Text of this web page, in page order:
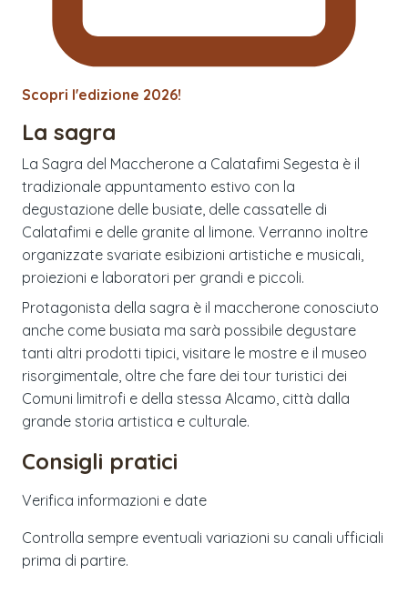
Scopri l'edizione 2026!
La sagra
La Sagra del Maccherone a Calatafimi Segesta è il
tradizionale appuntamento estivo con la
degustazione delle busiate, delle cassatelle di
Calatafimi e delle granite al limone. Verranno inoltre
organizzate svariate esibizioni artistiche e musicali,
proiezioni e laboratori per grandi e piccoli.
Protagonista della sagra è il maccherone conosciuto
anche come busiata ma sarà possibile degustare
tanti altri prodotti tipici, visitare le mostre e il museo
risorgimentale, oltre che fare dei tour turistici dei
Comuni limitrofi e della stessa Alcamo, città dalla
grande storia artistica e culturale.
Consigli pratici
Verifica informazioni e date
Controlla sempre eventuali variazioni su canali ufficiali
prima di partire.